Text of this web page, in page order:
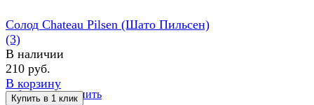
избранное сравнить
Солод Chateau Pilsen (Шато Пильсен)
(3)
В наличии
210 руб.
В корзину